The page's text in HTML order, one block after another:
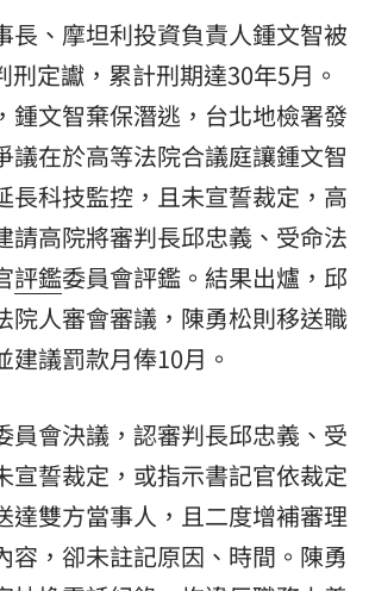
長、摩坦利投資負責人鍾文智被
刑定讞，累計刑期達30年5月。
鍾文智棄保潛逃，台北地檢署發
議在於高等法院合議庭讓鍾文智
長科技監控，且未宣誓裁定， 高
請高院將審判長邱忠義、受命法
評鑑委員會評鑑。結果出爐，邱
院人審會審議，陳勇松則移送職
建議罰款月俸10月。
員會決議，認審判長邱忠義、受
宣誓裁定，或指示書記官依裁定
達雙方當事人，且二度增補審理
容，卻未註記原因、時間。陳勇